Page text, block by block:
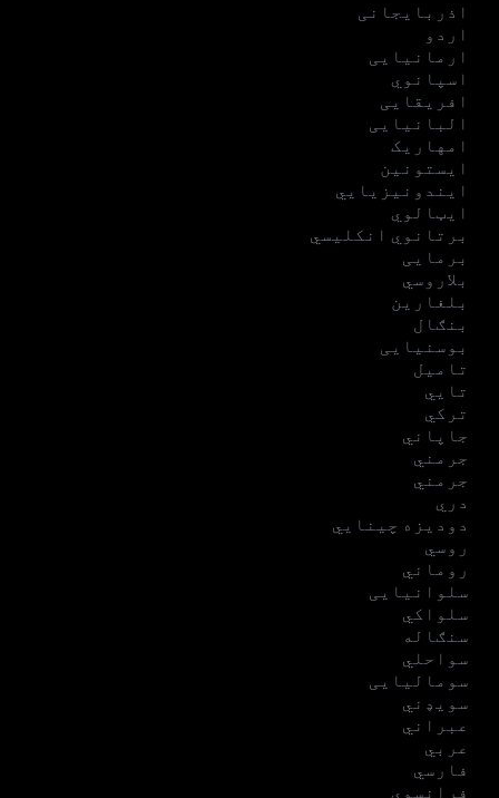
اذربایجانی
اردو
ارمانیایی
اسپانوي
افریقایی
البانیایی
امهاریک
ایستونین
ایندونیزیایي
ایټالوي
برتانوي انکلیسي
برمایی
بلاروسي
بلغارین
بنګال
بوسنیایی
تامیل
تایي
ترکي
جاپاني
جرمني
جرمني
دري
دودیزه چینایي
روسي
روماني
سلوانیایی
سلواکي
سنګاله
سواحلي
سومالیایی
سویډني
عبراني
عربي
فارسي
فرانسوي